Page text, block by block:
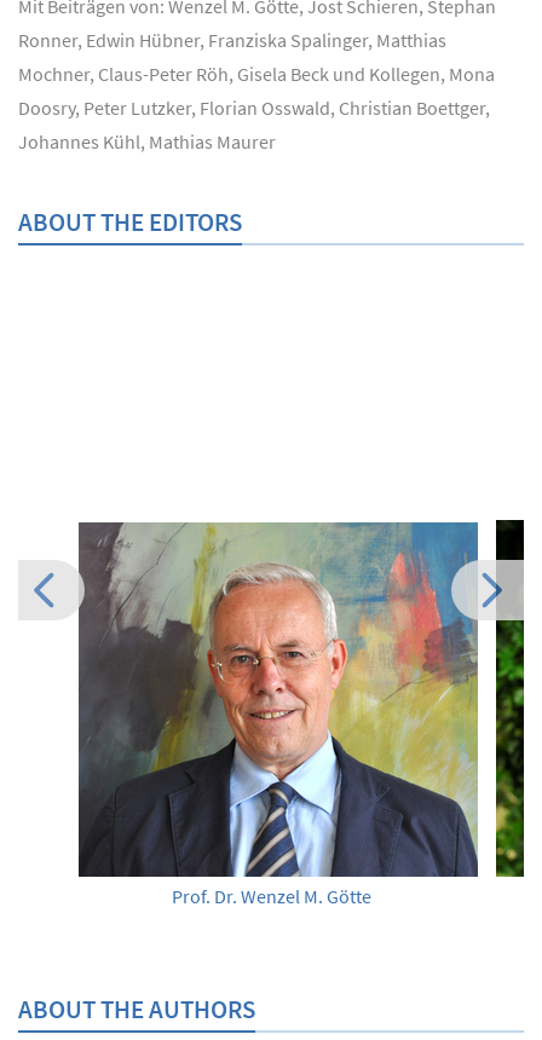
Mit Beiträgen von: Wenzel M. Götte, Jost Schieren, Stephan
Ronner, Edwin Hübner, Franziska Spalinger, Matthias
Mochner, Claus-Peter Röh, Gisela Beck und Kollegen, Mona
Doosry, Peter Lutzker, Florian Osswald, Christian Boettger,
Johannes Kühl, Mathias Maurer
ABOUT THE EDITORS
Prof. Dr. Wenzel M. Götte
ABOUT THE AUTHORS